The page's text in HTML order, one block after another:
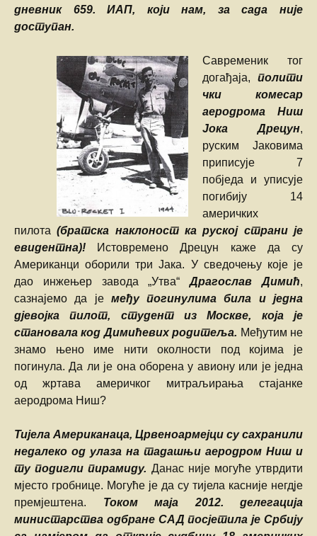
дневник 659. ИАП, који нам, за сада није
доступан.
Савременик тог
догађаја, полити
чки комесар
аеродрома Ниш
Јока Дрецун,
руским Јаковима
приписује 7
побједа и уписује
погибију 14
америчких
пилота(братска наклоност ка руској страни је
евидентна)!
Истовремено Дрецун каже да су
Американци оборили три Јака. У сведочењу које је
дао инжењер завода „Утва“Драгослав Димић,
сазнајемо да је међу погинулима била и једна
дјевојка пилот, студент из Москве, која је
становала код Димићевих родитеља. Међутим не
знамо њено име нити околности под којима је
погинула. Да ли је она оборена у авиону или је једна
од жртава америчког митраљирања стајанке
аеродрома Ниш?
Тијела Американаца, Црвеноармејци су сахранили
недалеко од улаза на тадашњи аеродром Ниш и
ту подигли пирамиду. Данас није могуће утврдити
мјесто гробнице. Могуће је да су тијела касније негдје
премјештена. Током маја 2012. делегација
министарства одбране САД посјетила је Србију